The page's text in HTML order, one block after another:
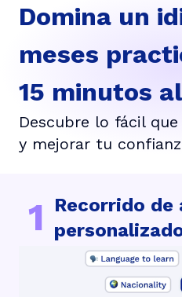
Domina un
meses
15 minutos
Descubre lo fácil
y mejorar tu
1
Recorrido de